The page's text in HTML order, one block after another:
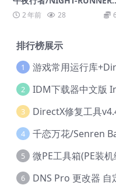
PROLOGUE
2 年前 28
排行榜展示
1 游戏常用运行库
2
3 DirectX修复工具
4 千恋万花/Senren
5 微PE工具箱(PE装
6 DNS Pro 更改器 自